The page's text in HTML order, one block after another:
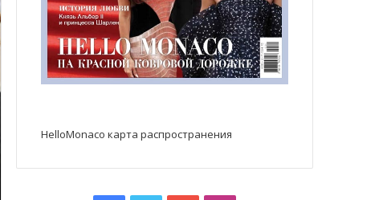
HelloMonaco карта распространения